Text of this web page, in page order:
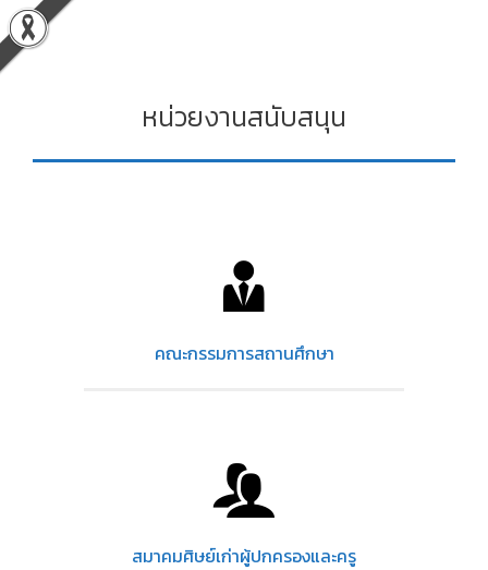
Skip
to
content
หน่วยงานสนับสนุน
คณะกรรมการสถานศึกษา
สมาคมศิษย์เก่าผู้ปกครองและครู